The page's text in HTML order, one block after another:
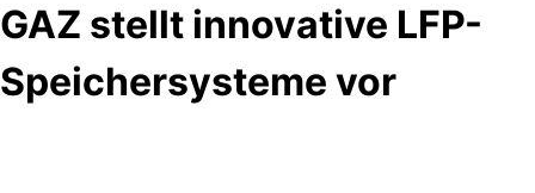
GAZ stellt innovative LFP-
Speichersysteme vor